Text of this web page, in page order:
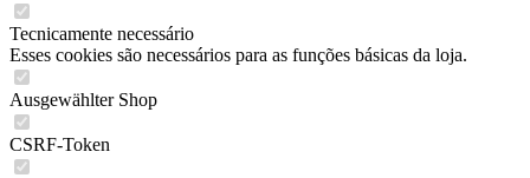
Tecnicamente necessário
Esses cookies são necessários para as funções básicas da loja.
Ausgewählter Shop
CSRF-Token